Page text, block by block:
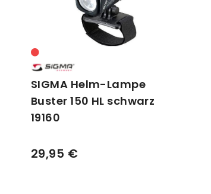
SIGMA Helm-Lampe
Buster 150 HL schwarz
19160
29,95 €